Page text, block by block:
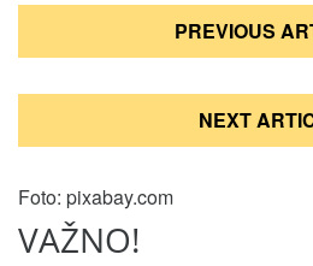
Кретање
PREVIOUS
NEXT
Foto: pixabay.com
VAŽNO!